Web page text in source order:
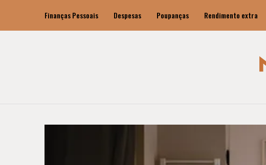
Finanças Pessoais Despesas Poupanças Rendimento extra